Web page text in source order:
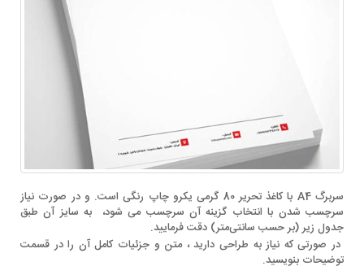
سربرگ A4 با کاغذ تحریر 80 گرمی یکرو چاپ رنگی است. و در صورت نیاز
سرچسب شدن با انتخاب گزینه آن سرچسب می شود، به سایز آن طبق
جدول زیر (بر حسب سانتی‌متر) دقت فرمایید.
در صورتی که نیاز به طراحی دارید ، متن و جزئیات کامل آن را در قسمت
توضیحات بنویسید.